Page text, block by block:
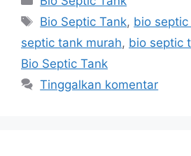
Tag
Bio Septic Tank, bio
septic tank murah, bio septic
Bio Septic Tank
Tinggalkan komentar